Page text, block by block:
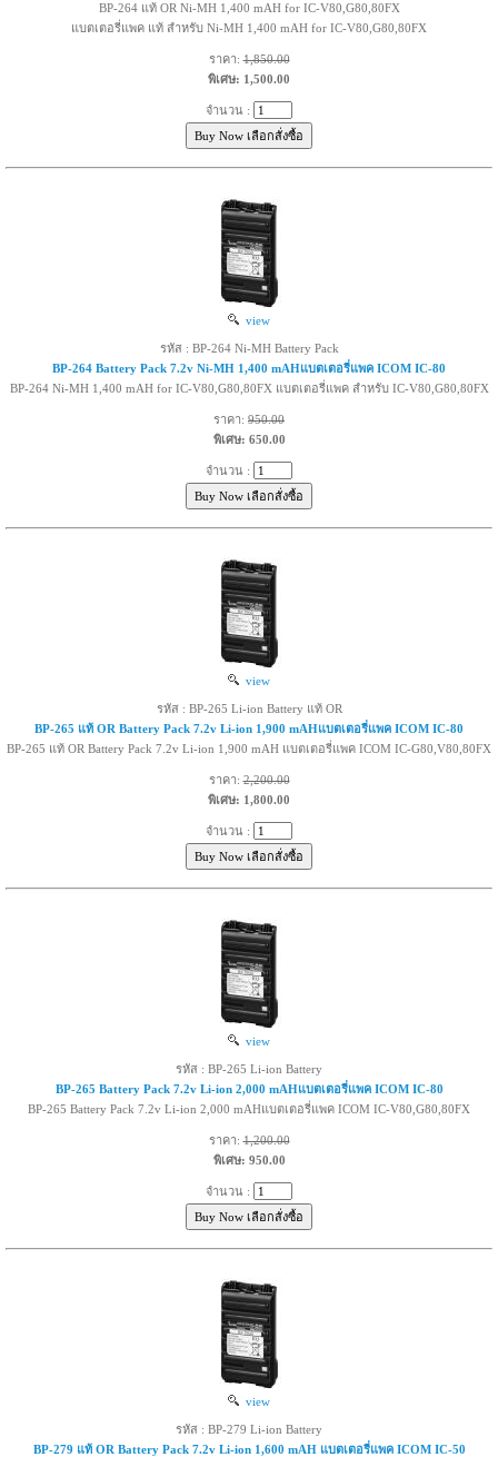
BP-264 แท้ OR Ni-MH 1,400 mAH for IC-V80,G80,80FX
แบตเตอรี่แพค แท้ สำหรับ Ni-MH 1,400 mAH for IC-V80,G80,80FX
ราคา:1,850.00
พิเศษ: 1,500.00
จำนวน :
view
รหัส : BP-264 Ni-MH Battery Pack
BP-264 Battery Pack 7.2v Ni-MH 1,400 mAHแบตเตอรี่แพค ICOM IC-80
BP-264 Ni-MH 1,400 mAH for IC-V80,G80,80FX แบตเตอรี่แพค สำหรับ IC-V80,G80,80FX
ราคา: 950.00
พิเศษ: 650.00
จำนวน :
view
รหัส : BP-265 Li-ion Battery แท้ OR
BP-265 แท้ OR Battery Pack 7.2v Li-ion 1,900 mAHแบตเตอรี่แพค ICOM IC-80
BP-265 แท้ OR Battery Pack 7.2v Li-ion 1,900 mAH แบตเตอรี่แพค ICOM IC-G80,V80,80FX
ราคา:2,200.00
พิเศษ: 1,800.00
จำนวน :
view
รหัส : BP-265 Li-ion Battery
BP-265 Battery Pack 7.2v Li-ion 2,000 mAHแบตเตอรี่แพค ICOM IC-80
BP-265 Battery Pack 7.2v Li-ion 2,000 mAHแบตเตอรี่แพค ICOM IC-V80,G80,80FX
ราคา:1,200.00
พิเศษ: 950.00
จำนวน :
view
รหัส : BP-279 Li-ion Battery
BP-279 แท้ OR Battery Pack 7.2v Li-ion 1,600 mAH แบตเตอรี่แพค ICOM IC-50